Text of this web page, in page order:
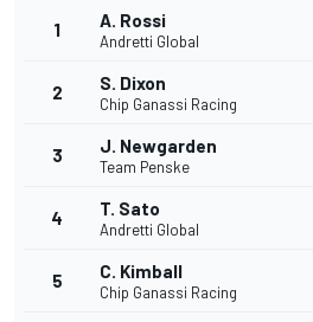
1 A. Rossi
Andretti Global
2 S. Dixon
Chip Ganassi Racing
3 J. Newgarden
Team Penske
4 T. Sato
Andretti Global
5 C. Kimball
Chip Ganassi Racing